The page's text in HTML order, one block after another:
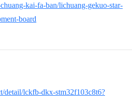
kai-fa-ban/lichuang-gekuo-star-
board
detail/lckfb-dkx-stm32f103c8t6?